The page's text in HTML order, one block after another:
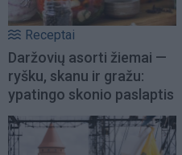
Receptai
Daržovių asorti žiemai —
ryšku, skanu ir gražu:
ypatingo skonio paslaptis